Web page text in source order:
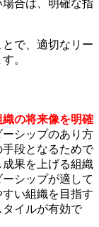
合は、明確な指
で、適切なリー
。
の将来像を明確
シップのあり方
段となるためで
果を上げる組織
シップが適して
い組織を目指す
イルが有効で